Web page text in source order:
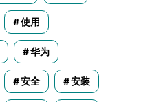
使用
华为
安全 安装